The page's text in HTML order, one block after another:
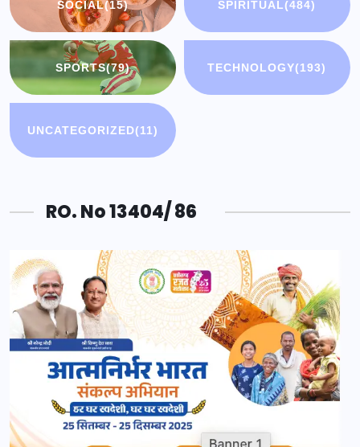
SOCIAL(15) SPIRITUAL(484)
SPORTS(79) TECHNOLOGY(193)
UNCATEGORIZED(11)
RO. No 13404/ 86